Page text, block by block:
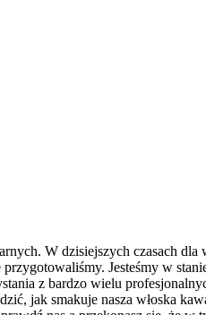
W dzisiejszych czasach
Jesteśmy w
z bardzo wielu
jak smakuje nasza włoska